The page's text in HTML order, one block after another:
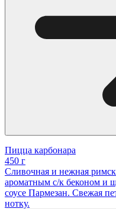
Пицца карбонара
450 г
Сливочная и нежная
ароматным с/к беконом и
соусе Пармезан. Свежая
нотку.